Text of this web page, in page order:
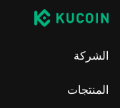
الشركة
المنتجات